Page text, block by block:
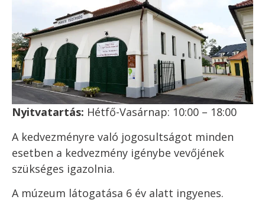
Nyitvatartás: Hétfő-Vasárnap: 10:00 – 18:00
A kedvezményre való jogosultságot minden
esetben a kedvezmény igénybe vevőjének
szükséges igazolnia.
A múzeum látogatása 6 év alatt ingyenes.